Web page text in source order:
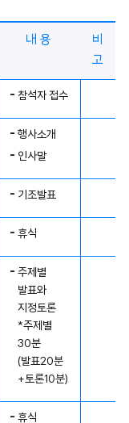
내 용
비
고
참석자 접수
행사소개
인사말
기조발표
휴식
주제별
발표와
지정토론
*주제별
30분
(발표20분
+토론10분)
휴식